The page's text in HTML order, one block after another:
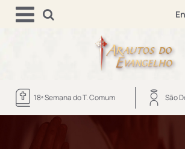
18ª Semana do T. Comum São